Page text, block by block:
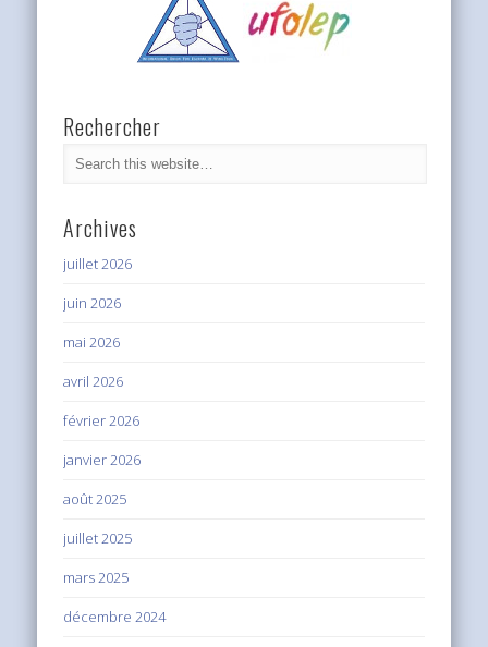
Rechercher
Archives
juillet 2026
juin 2026
mai 2026
avril 2026
février 2026
janvier 2026
août 2025
juillet 2025
mars 2025
décembre 2024